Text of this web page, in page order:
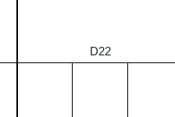
D22